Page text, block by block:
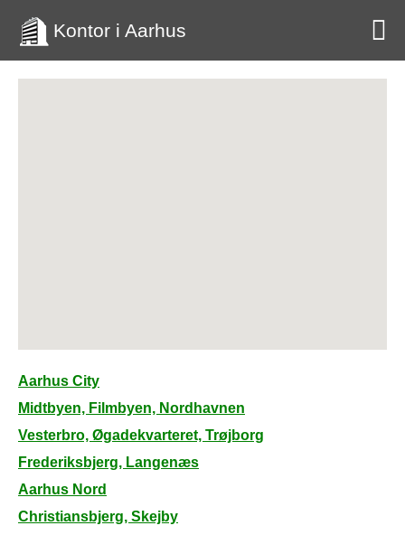
Kontor i Aarhus
Aarhus City
Midtbyen, Filmbyen, Nordhavnen
Vesterbro, Øgadekvarteret, Trøjborg
Frederiksbjerg, Langenæs
Aarhus Nord
Christiansbjerg, Skejby